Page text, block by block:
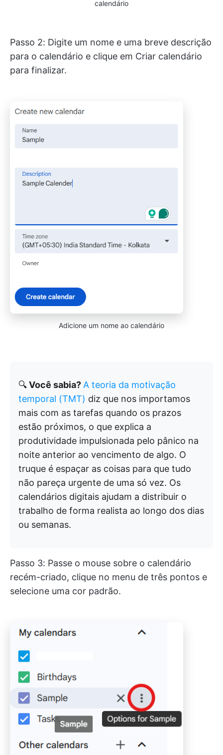
calendário
Passo 2: Digite um nome e uma breve descrição
para o calendário e clique em Criar calendário
para finalizar.
Adicione um nome ao calendário
🔍Você sabia? A teoria da motivação
temporal (TMT) diz que nos importamos
mais com as tarefas quando os prazos
estão próximos, o que explica a
produtividade impulsionada pelo pânico na
noite anterior ao vencimento de algo. O
truque é espaçar as coisas para que tudo
não pareça urgente de uma só vez. Os
calendários digitais ajudam a distribuir o
trabalho de forma realista ao longo dos dias
ou semanas.
Passo 3: Passe o mouse sobre o calendário
recém-criado, clique no menu de três pontos e
selecione uma cor padrão.